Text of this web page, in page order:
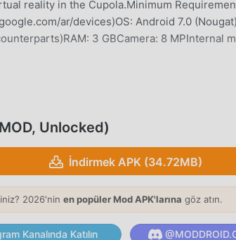
reality in the Cupola.Minimum
ar/devices)OS: Android 7.0
3 GBCamera: 8 MPInternal
popüler bir educational oyunu olarak, tüm
moddroid size sadece ISS ExplorAR
Freemodunu ücretsiz olarak sağlar,
odaklanabilirsiniz oyunun kendisinin
ücretsiz olduğunu vaat ediyor. Sadece
yükleyebilirsiniz. Ne duruyorsun,
Unlocked)
İndirmek APK (34.72MB)
2026'nin en popüler Mod APK'larına göz atın.
Kanalında Katılın